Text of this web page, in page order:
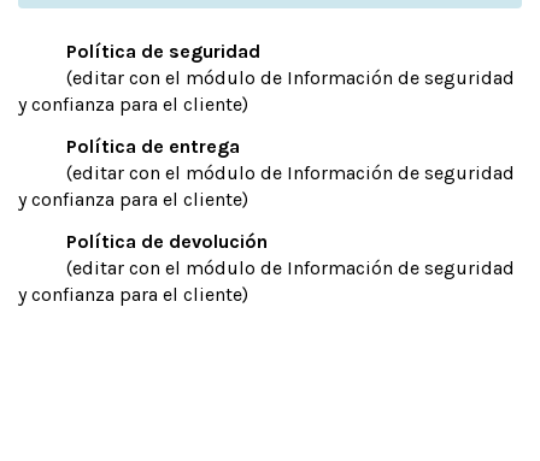
Política de seguridad
(editar con el módulo de Información de seguridad
y confianza para el cliente)
Política de entrega
(editar con el módulo de Información de seguridad
y confianza para el cliente)
Política de devolución
(editar con el módulo de Información de seguridad
y confianza para el cliente)